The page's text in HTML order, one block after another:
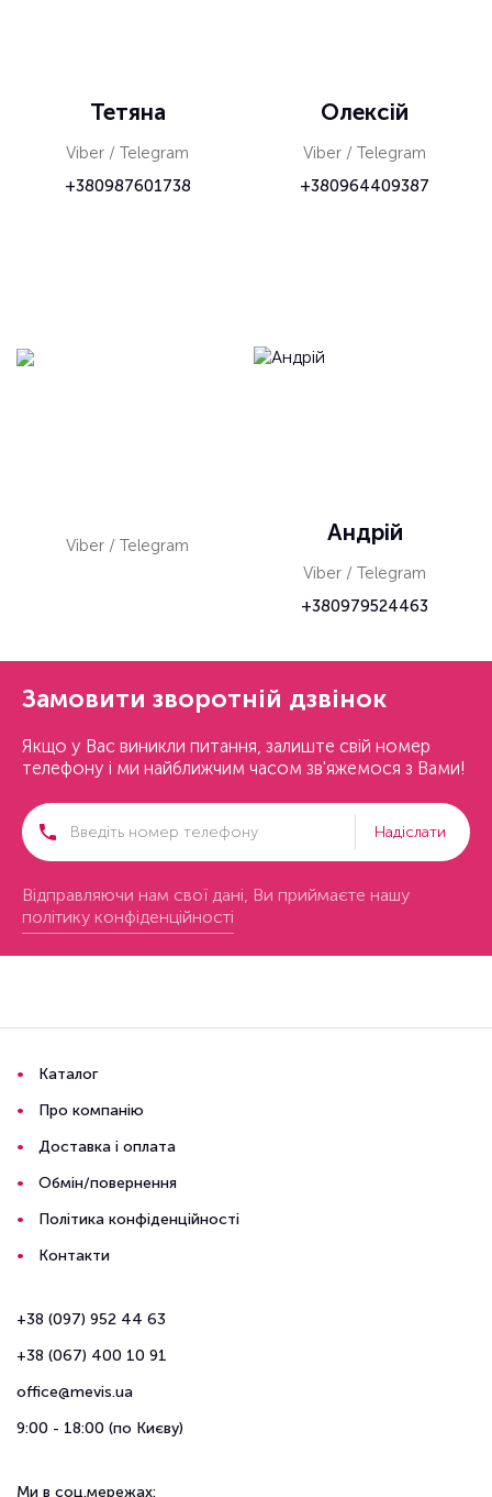
Тетяна
Viber / Telegram
+380987601738
Олексій
Viber / Telegram
+380964409387
Viber / Telegram Андрій
Viber / Telegram
+380979524463
Замовити зворотній дзвінок
Якщо у Вас виникли питання, залиште свій номер
телефону і ми найближчим часом зв'яжемося з Вами!
Надіслати
Відправляючи нам свої дані, Ви приймаєте нашу
політику конфіденційності
Каталог
Про компанію
Доставка і оплата
Обмін/повернення
Політика конфіденційності
Контакти
+38 (097) 952 44 63
+38 (067) 400 10 91
office@mevis.ua
9:00 - 18:00 (по Києву)
Ми в соц.мережах: